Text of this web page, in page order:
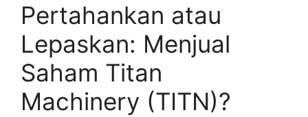
Pertahankan atau
Lepaskan: Menjual
Saham Titan
Machinery (TITN)?